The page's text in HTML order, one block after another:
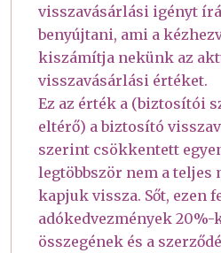
visszavásárlási igényt
benyújtani, ami a
kiszámítja nekünk az
visszavásárlási értéket.
Ez az érték a (biztosítói
eltérő) a biztosító
szerint csökkentett
legtöbbször nem a
kapjuk vissza. Sőt, ezen
adókedvezmények
összegének és a